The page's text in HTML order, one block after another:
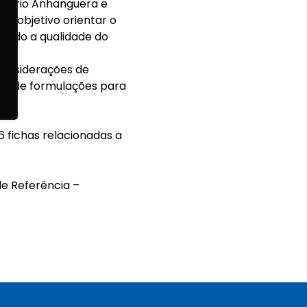
Anhanguera e
objetivo orientar o
a qualidade do
de
de formulações para
fichas relacionadas a
Referência –